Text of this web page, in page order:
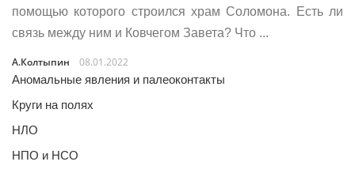
помощью которого строился храм Соломона. Есть ли
связь между ним и Ковчегом Завета? Что ...
А.Колтыпин
08.01.2022
Аномальные явления и палеоконтакты
Круги на полях
НЛО
НПО и НСО